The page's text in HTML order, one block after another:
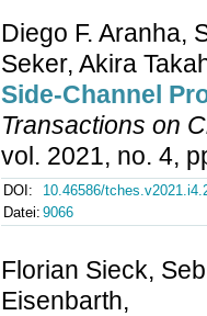
Diego F. Aranha,
Seker, Akira
Side-Channel
Transactions on
vol. 2021, no. 4,
DOI:
10.46586/
Datei: 9066
Florian Sieck,
Eisenbarth,